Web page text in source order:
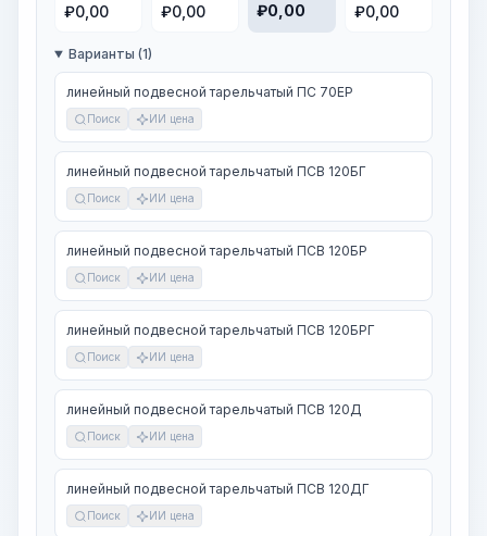
₽0,00 ₽0,00 ₽0,00 ₽0,00
Варианты (1)
линейный подвесной тарельчатый ПС 70ЕР
Поиск ИИ цена
линейный подвесной тарельчатый ПСВ 120БГ
Поиск ИИ цена
линейный подвесной тарельчатый ПСВ 120БР
Поиск ИИ цена
линейный подвесной тарельчатый ПСВ 120БРГ
Поиск ИИ цена
линейный подвесной тарельчатый ПСВ 120Д
Поиск ИИ цена
линейный подвесной тарельчатый ПСВ 120ДГ
Поиск ИИ цена